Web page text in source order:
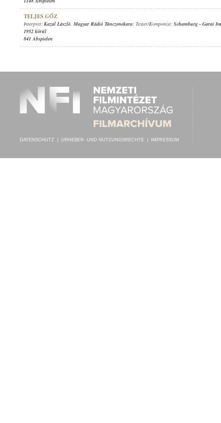
TELJES GŐZ
Interpret: Kazal László, Magyar Rádió Tánczenekara; Texter/Komponist: Schamburg - Garai
1952 körül
841 Abspielen
DATENSCHUTZ URHEBER- UND NUTZUNGSRECHTE IMPRESSUM